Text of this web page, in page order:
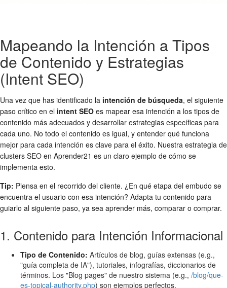
Mapeando la Intención a Tipos
de Contenido y Estrategias
(Intent SEO)
Una vez que has identificado la intención de búsqueda, el siguiente
paso crítico en el intent SEO es mapear esa intención a los tipos de
contenido más adecuados y desarrollar estrategias específicas para
cada uno. No todo el contenido es igual, y entender qué funciona
mejor para cada intención es clave para el éxito. Nuestra estrategia de
clusters SEO en Aprender21 es un claro ejemplo de cómo se
implementa esto.
Tip: Piensa en el recorrido del cliente. ¿En qué etapa del embudo se
encuentra el usuario con esa intención? Adapta tu contenido para
guiarlo al siguiente paso, ya sea aprender más, comparar o comprar.
1. Contenido para Intención Informacional
Tipo de Contenido: Artículos de blog, guías extensas (e.g.,
"guía completa de IA"), tutoriales, infografías, diccionarios de
términos. Los "Blog pages" de nuestro sistema (e.g., /blog/que-
es-topical-authority.php) son ejemplos perfectos.